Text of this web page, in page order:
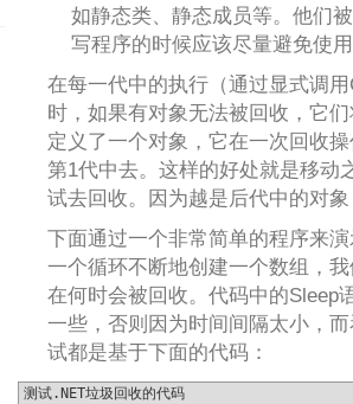
如静态类、静态成员等。他们
写程序的时候应该尽量避免使
在每一代中的执行（通过显式调
时，如果有对象无法被回收，它
定义了一个对象，它在一次回收
第1代中去。这样的好处就是移动
试去回收。因为越是后代中的对
下面通过一个非常简单的程序来
一个循环不断地创建一个数组，
在何时会被回收。代码中的Sleep
一些，否则因为时间间隔太小，
试都是基于下面的代码：
测试.NET垃圾回收的代码